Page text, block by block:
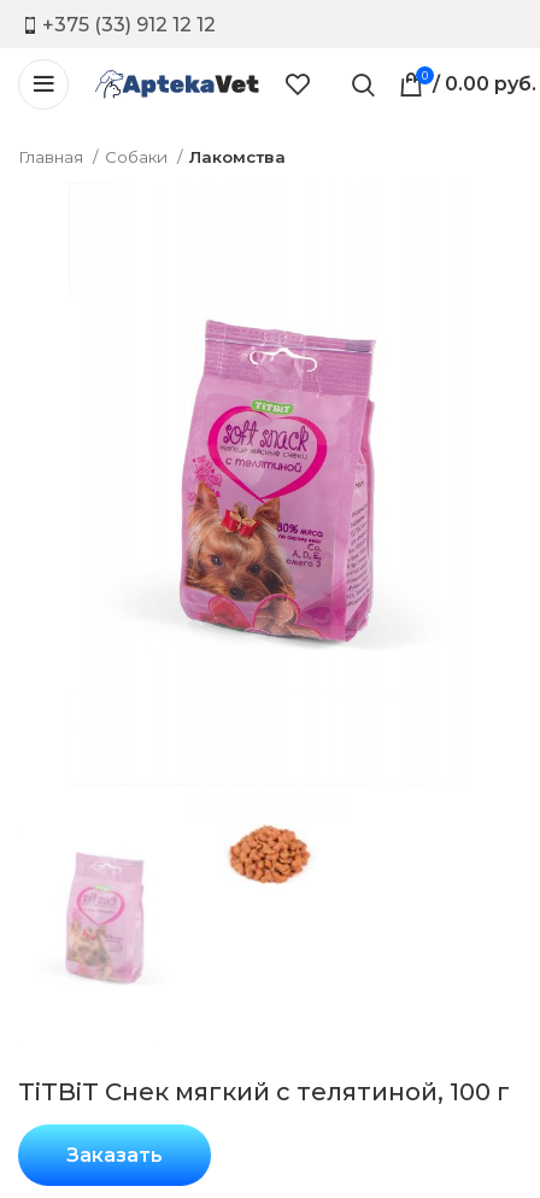
+375 (33) 912 12 12
0 / 0.00 руб.
Главная Собаки Лакомства
TiTBiT Снек мягкий с телятиной, 100 г
Заказать